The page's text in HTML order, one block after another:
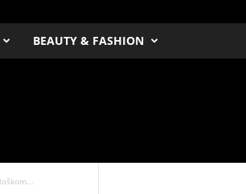
BEAUTY & FASHION